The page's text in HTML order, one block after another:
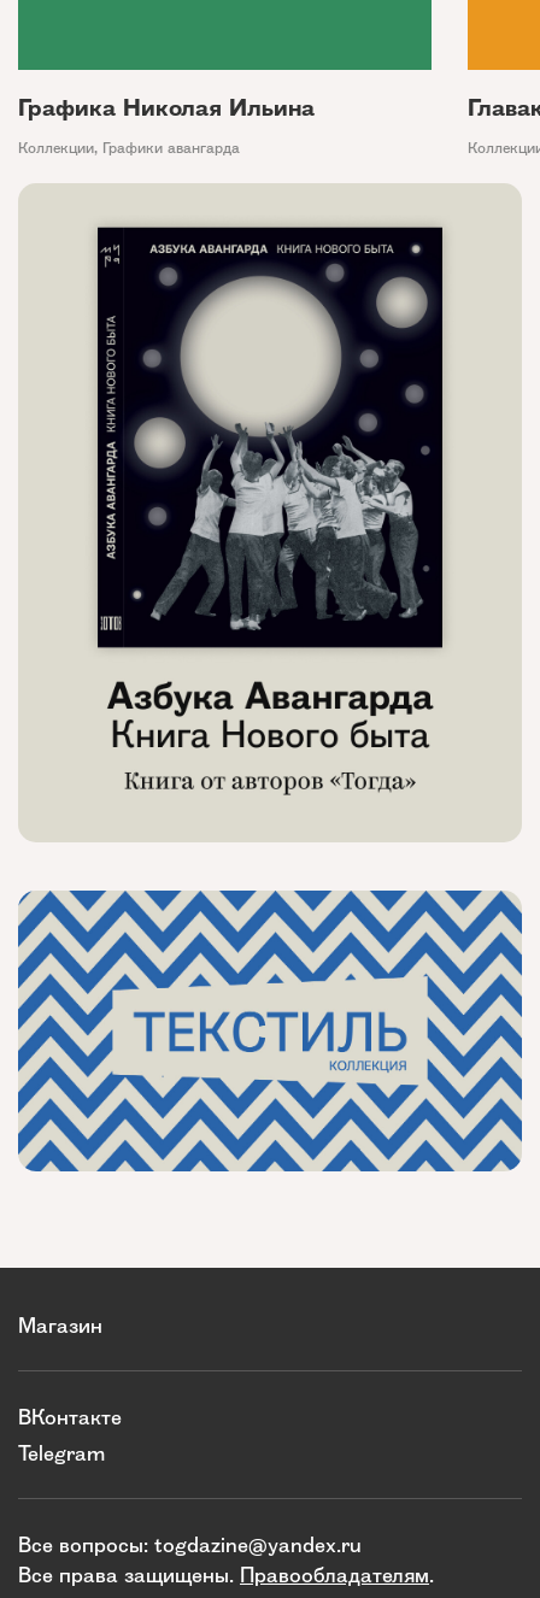
Графика Николая Ильина
Коллекции, Графики авангарда
Магазин
ВКонтакте
Telegram
Все вопросы: togdazine@yandex.ru
Все права защищены. Правообладателям.